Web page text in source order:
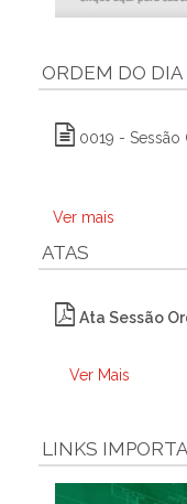
ORDEM DO DIA
0019 -
Ver mais
ATAS
Ata Sessão
Ver Mais
LINKS